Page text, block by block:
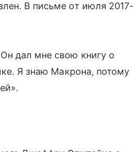
В письме от июля 2017-
дал мне свою книгу о
Я знаю Макрона, потому